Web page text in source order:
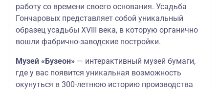
работу со времени своего основания. Усадьба
Гончаровых представляет собой уникальный
образец усадьбы XVIII века, в которую органично
вошли фабрично-заводские постройки.
Музей «Бузеон» — интерактивный музей бумаги,
где у вас появится уникальная возможность
окунуться в 300-летнюю историю производства